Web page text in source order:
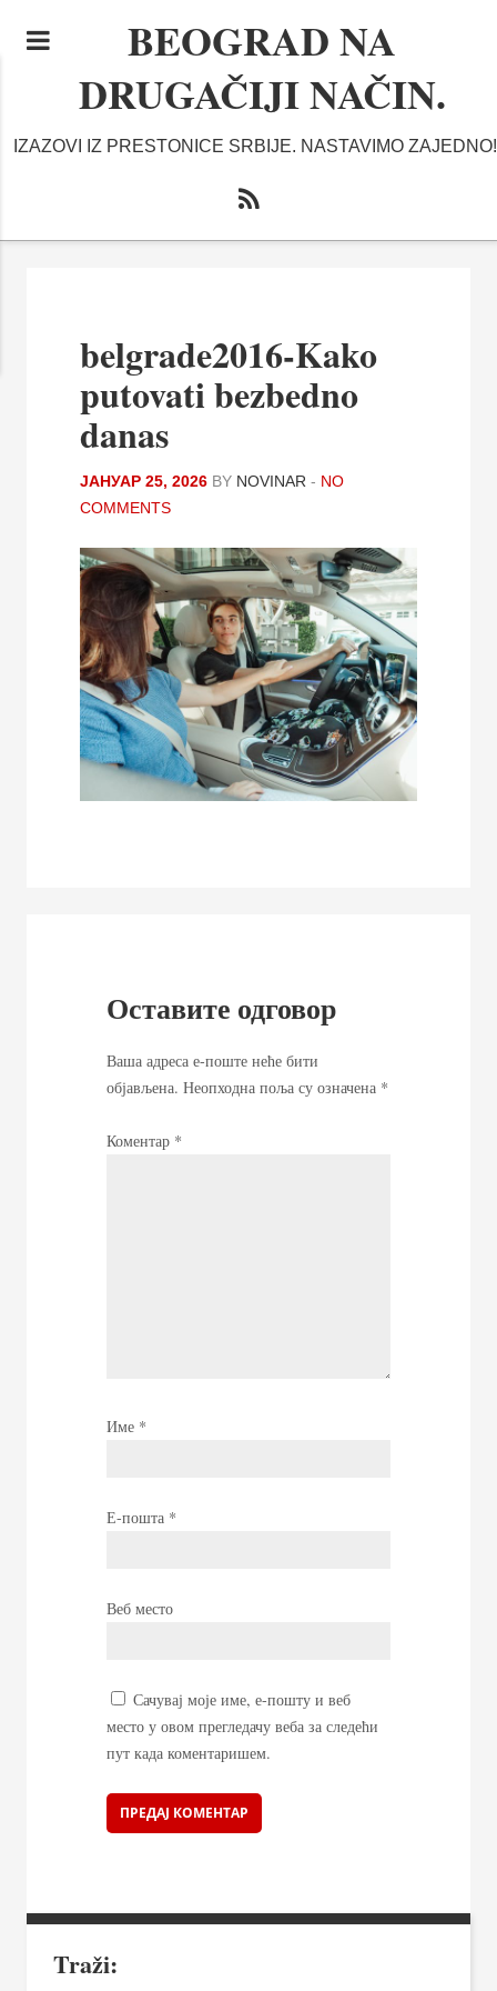
BEOGRAD NA
DRUGAČIJI NAČIN.
IZAZOVI IZ PRESTONICE SRBIJE. NASTAVIMO ZAJEDNO!
belgrade2016-Kako
putovati bezbedno
danas
ЈАНУАР 25, 2026 BY NOVINAR - NO
COMMENTS
Оставите одговор
Ваша адреса е-поште неће бити
објављена. Неопходна поља су означена *
Коментар *
Име *
Е-пошта *
Веб место
Сачувај моје име, е-пошту и веб
место у овом прегледачу веба за следећи
пут када коментаришем.
Traži: